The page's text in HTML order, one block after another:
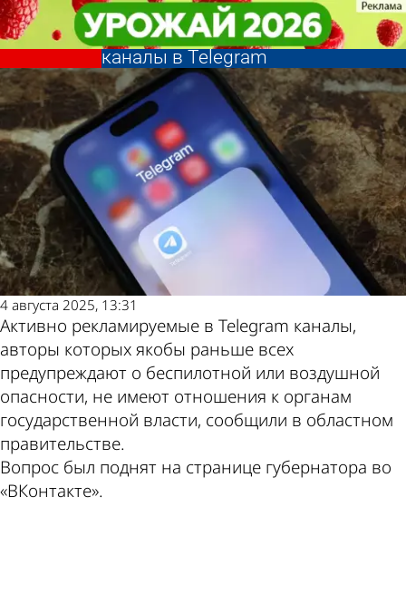
Пензенцы массово
подписываются на сомнительные
каналы в Telegram
Общество
4 августа 2025, 13:31
Активно рекламируемые в Telegram каналы,
авторы которых якобы раньше всех
предупреждают о беспилотной или воздушной
опасности, не имеют отношения к органам
государственной власти, сообщили в областном
правительстве.
Вопрос был поднят на странице губернатора во
«ВКонтакте».
Пензенцы массово
подписываются на сомнительные
каналы в Telegram
Общество
Другие
новости по
теме
Погода и
курсы валют в
Пензе